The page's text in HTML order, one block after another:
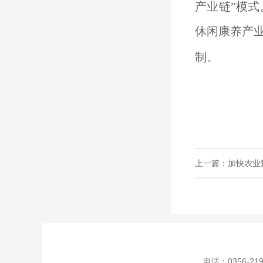
产业链”模
休闲康养产
制。
上一篇：加快农